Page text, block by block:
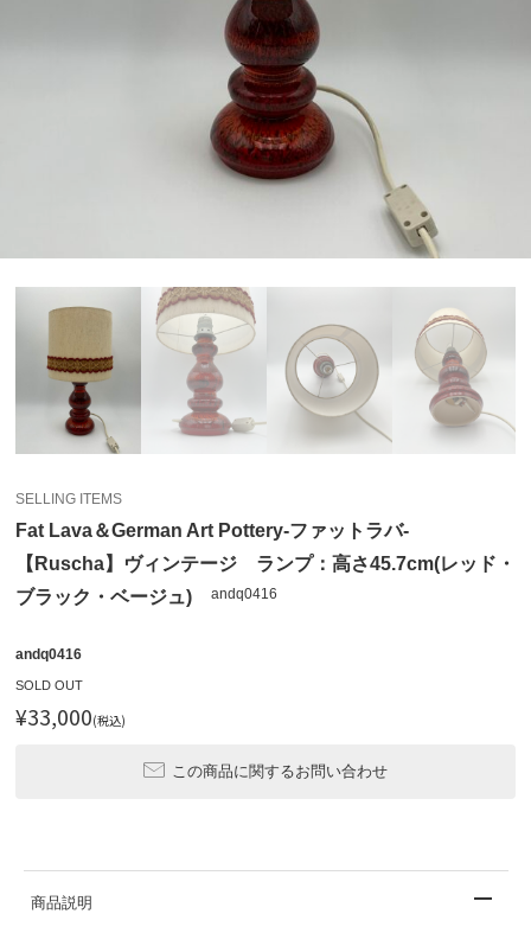
SELLING ITEMS
Fat Lava＆German Art Pottery-ファットラバ-
【Ruscha】ヴィンテージ ランプ：高さ45.7cm(レッド・
ブラック・ベージュ)
andq0416
andq0416
SOLD OUT
¥33,000(税込)
この商品に関するお問い合わせ
商品説明